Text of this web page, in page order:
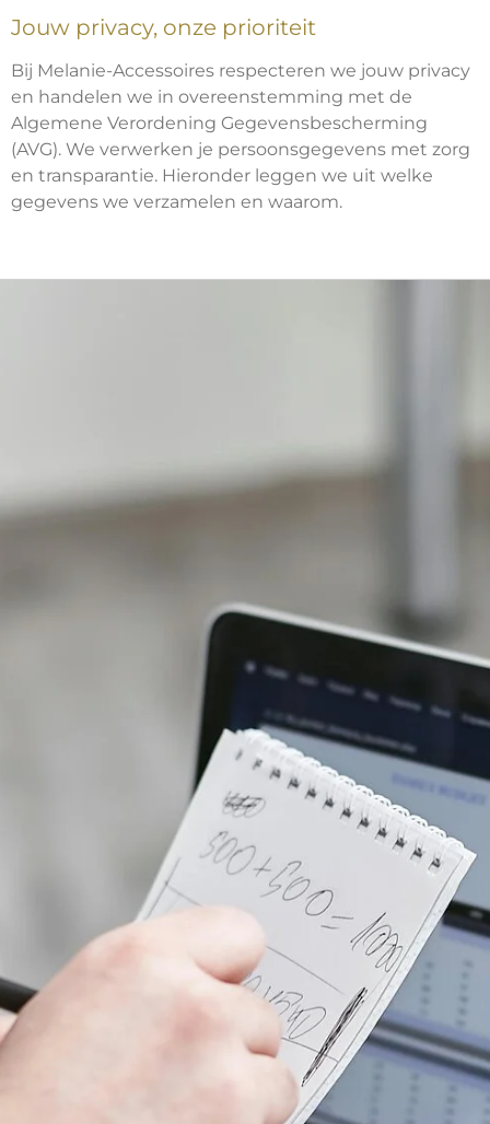
Jouw privacy, onze prioriteit
Bij Melanie-Accessoires respecteren we jouw privacy
en handelen we in overeenstemming met de
Algemene Verordening Gegevensbescherming
(AVG). We verwerken je persoonsgegevens met zorg
en transparantie. Hieronder leggen we uit welke
gegevens we verzamelen en waarom.